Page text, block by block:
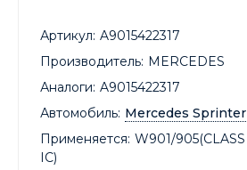
Артикул: A9015422317
Производитель: MERCEDES
Аналоги: A9015422317
Автомобиль: Mercedes Sprinter
Применяется: W901/905(CLASS
IC)